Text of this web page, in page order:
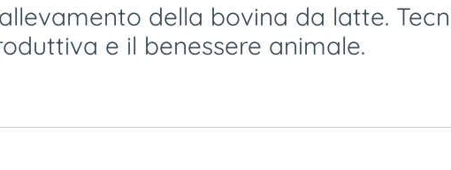
della bovina da latte.
e il benessere animale.